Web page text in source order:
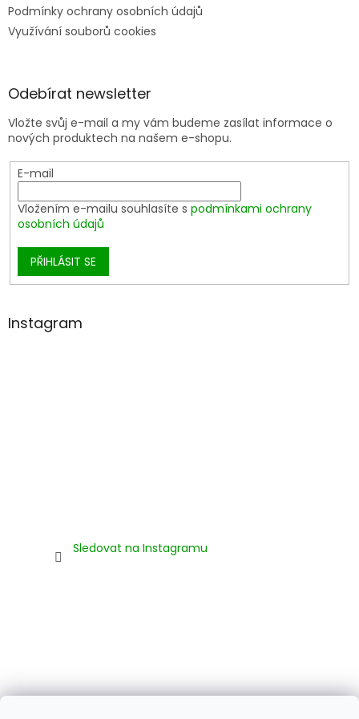
Podmínky ochrany osobních údajů
Využívání souborů cookies
Odebírat newsletter
Vložte svůj e-mail a my vám budeme zasílat informace o
nových produktech na našem e-shopu.
E-mail
Vložením e-mailu souhlasíte s podmínkami ochrany
osobních údajů
PŘIHLÁSIT SE
Instagram
Sledovat na Instagramu